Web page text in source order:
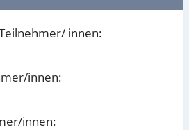
innen:
innen:
innen: